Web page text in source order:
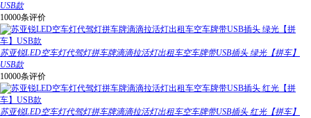
USB款
10000条评价
苏亚锐LED空车灯代驾灯拼车牌滴滴拉活灯出租车空车牌带USB插头 绿光【拼车】
USB款
10000条评价
苏亚锐LED空车灯代驾灯拼车牌滴滴拉活灯出租车空车牌带USB插头 红光【拼车】